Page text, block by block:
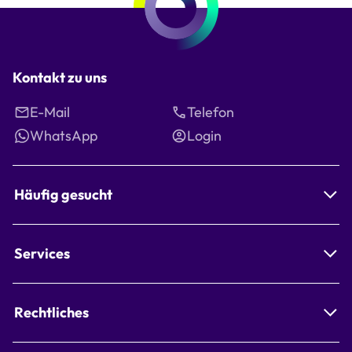
Kontakt zu uns
E-Mail
Telefon
WhatsApp
Login
Häufig gesucht
Services
Rechtliches